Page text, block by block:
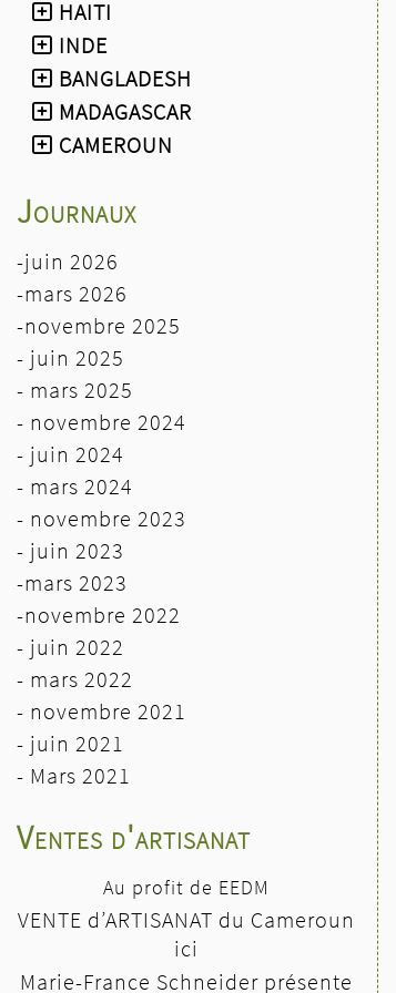
- le dimanche 8 novembre 2026
à midi: repas Baeckeoffe à
l'Espace W de Weyersheim
- le dimanche 14 novembre :
stand EEDM à la fête de la St
Martin de 10h à 18h à la salle
HAITI
INDE
BANGLADESH
MADAGASCAR
CAMEROUN
Journaux
-juin 2026
-mars 2026
-novembre 2025
- juin 2025
- mars 2025
- novembre 2024
- juin 2024
- mars 2024
- novembre 2023
- juin 2023
-mars 2023
-novembre 2022
- juin 2022
- mars 2022
- novembre 2021
- juin 2021
- Mars 2021
Ventes d'artisanat
Au profit de EEDM
VENTE d’ARTISANAT du Cameroun
ici
Marie-France Schneider présente